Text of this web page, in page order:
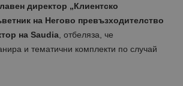
директор „Клиентско
на Негово превъзходителство
на Saudia , отбеляза, че
и тематични комплекти по случай